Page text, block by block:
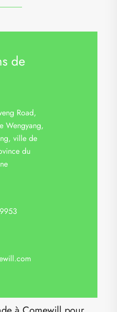
de
Road,
Wengyang,
ville de
du